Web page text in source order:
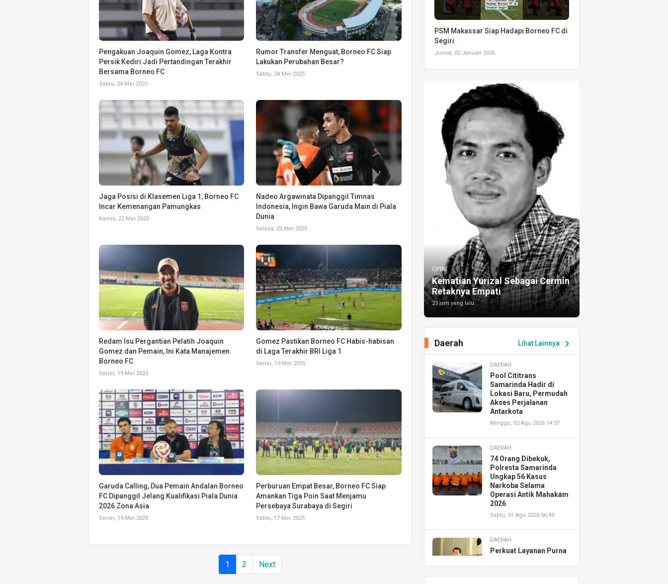
Pengakuan Joaquin Gomez, Laga Kontra
Persik Kediri Jadi Pertandingan Terakhir
Bersama Borneo FC
Sabtu, 24 Mei 2025
Rumor Transfer Menguat, Borneo FC Siap
Lakukan Perubahan Besar?
Sabtu, 24 Mei 2025
Jaga Posisi di Klasemen Liga 1, Borneo FC
Incar Kemenangan Pamungkas
Kamis, 22 Mei 2025
Nadeo Argawinata Dipanggil Timnas
Indonesia, Ingin Bawa Garuda Main di Piala
Dunia
Selasa, 20 Mei 2025
Redam Isu Pergantian Pelatih Joaquin
Gomez dan Pemain, Ini Kata Manajemen
Borneo FC
Senin, 19 Mei 2025
Gomez Pastikan Borneo FC Habis-habisan
di Laga Terakhir BRI Liga 1
Senin, 19 Mei 2025
Garuda Calling, Dua Pemain Andalan Borneo
FC Dipanggil Jelang Kualifikasi Piala Dunia
2026 Zona Asia
Senin, 19 Mei 2025
Perburuan Empat Besar, Borneo FC Siap
Amankan Tiga Poin Saat Menjamu
Persebaya Surabaya di Segiri
Sabtu, 17 Mei 2025
1 2 Next
PSM Makassar Siap Hadapi Borneo FC di
Segiri
Jumat, 02 Januari 2026
OPINI
Kematian Yurizal Sebagai Cermin
Retaknya Empati
23 jam yang lalu
Lihat Lainnya chevron_right
Daerah
DAERAH
Pool Cititrans
Samarinda Hadir di
Lokasi Baru, Permudah
Akses Perjalanan
Antarkota
Minggu, 02 Agu 2026 14:37
DAERAH
74 Orang Dibekuk,
Polresta Samarinda
Ungkap 56 Kasus
Narkoba Selama
Operasi Antik Mahakam
2026
Sabtu, 01 Agu 2026 06:43
DAERAH
Perkuat Layanan Purna
Resmikan AHASS